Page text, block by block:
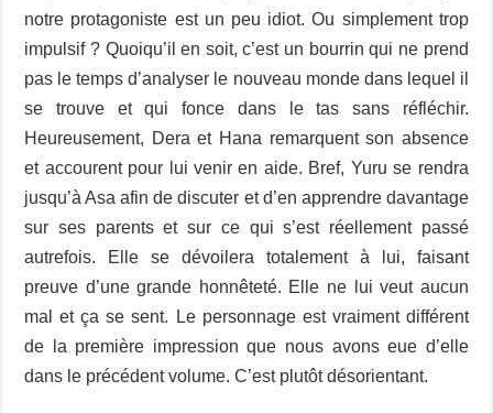
notre protagoniste est un peu idiot. Ou simplement trop
impulsif ? Quoiqu’il en soit, c’est un bourrin qui ne prend
pas le temps d’analyser le nouveau monde dans lequel il
se trouve et qui fonce dans le tas sans réfléchir.
Heureusement, Dera et Hana remarquent son absence
et accourent pour lui venir en aide. Bref, Yuru se rendra
jusqu’à Asa afin de discuter et d’en apprendre davantage
sur ses parents et sur ce qui s’est réellement passé
autrefois. Elle se dévoilera totalement à lui, faisant
preuve d’une grande honnêteté. Elle ne lui veut aucun
mal et ça se sent. Le personnage est vraiment différent
de la première impression que nous avons eue d’elle
dans le précédent volume. C’est plutôt désorientant.